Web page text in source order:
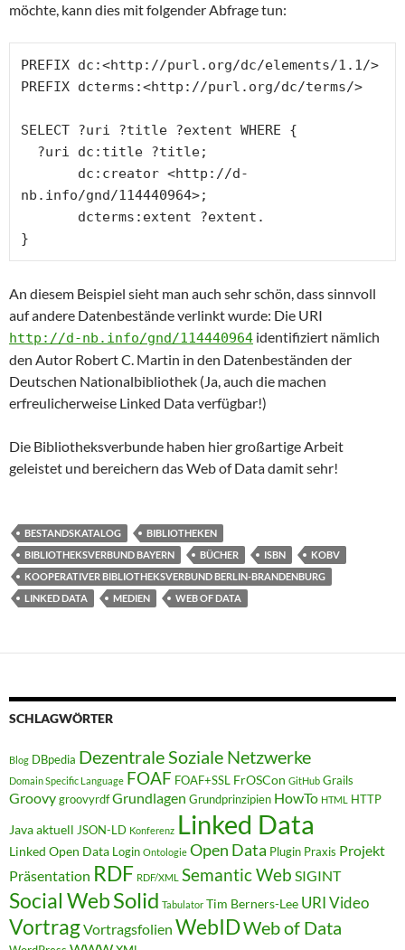
möchte, kann dies mit folgender Abfrage tun:
PREFIX dc:<http://purl.org/dc/elements/1.1/>
PREFIX dcterms:<http://purl.org/dc/terms/>
SELECT ?uri ?title ?extent WHERE {
nb.info/gnd/114440964>;
}
An diesem Beispiel sieht man auch sehr schön, dass sinnvoll
auf andere Datenbestände verlinkt wurde: Die URI
http://d-nb.info/gnd/114440964 identifiziert nämlich
den Autor Robert C. Martin in den Datenbeständen der
Deutschen Nationalbibliothek (Ja, auch die machen
erfreulicherweise Linked Data verfügbar!)
Die Bibliotheksverbunde haben hier großartige Arbeit
geleistet und bereichern das Web of Data damit sehr!
BESTANDSKATALOG
BIBLIOTHEKEN
BIBLIOTHEKSVERBUND BAYERN
BÜCHER ISBN
KOBV
KOOPERATIVER BIBLIOTHEKSVERBUND BERLIN-BRANDENBURG
LINKED DATA
MEDIEN WEB OF DATA
SCHLAGWÖRTER
Blog DBpedia Dezentrale Soziale Netzwerke
Domain Specific Language FOAF FOAF+SSL FrOSCon GitHub Grails
GroovygroovyrdfGrundlagen Grundprinzipien HowTo HTML HTTP
Java aktuell JSON-LD Konferenz Linked Data
Linked Open Data Login Ontologie Open Data Plugin Praxis Projekt
Präsentation RDF RDF/XML Semantic Web SIGINT
Social WebSolid Tabulator Tim Berners-Lee URIVideo
VortragVortragsfolien WebIDWeb of Data